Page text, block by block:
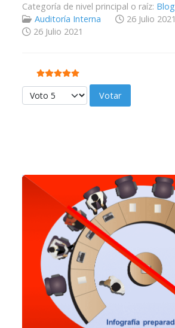
Categoría de nivel principal o raíz: Blog
Auditoría Interna
26 Julio 2021
26 Julio 2021
Ratio:5/5
Por favor, vote